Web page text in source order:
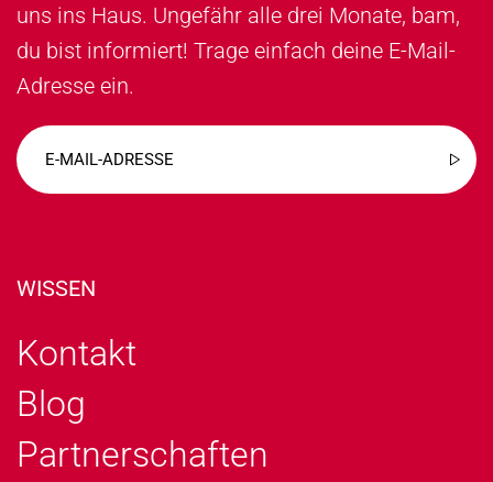
uns ins Haus. Ungefähr alle drei Monate, bam,
du bist informiert! Trage einfach deine E-Mail-
Adresse ein.
WISSEN
Kontakt
Blog
Partnerschaften